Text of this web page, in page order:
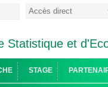
Statistique et
STAGE